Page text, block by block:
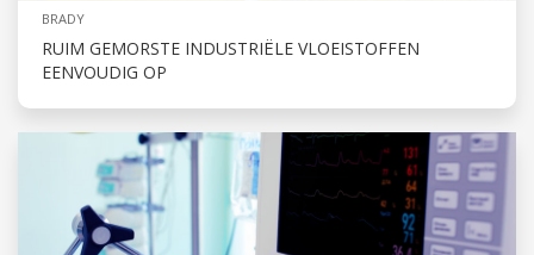
BRADY
RUIM GEMORSTE INDUSTRIËLE VLOEISTOFFEN
EENVOUDIG OP